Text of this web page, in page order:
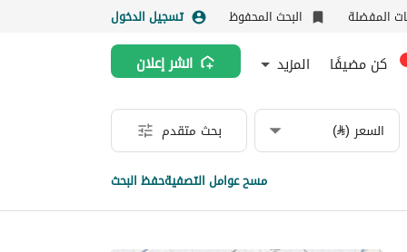
المفضلة البحث المحفوظ تسجيل الدخول
كن مضيفًا المزيد انشر إعلان
السعر (⃁) بحث متقدم
مسح عوامل التصفيةحفظ البحث